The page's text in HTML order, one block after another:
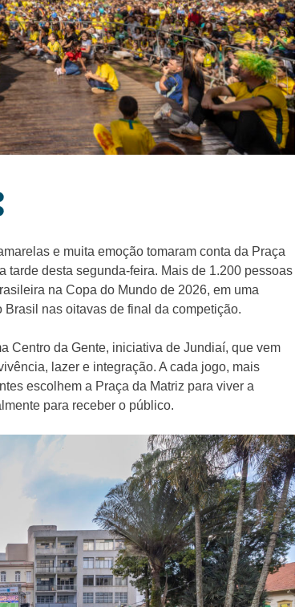
e muita emoção tomaram conta da Praça
tarde desta segunda-feira. Mais de 1.200 pessoas
na Copa do Mundo de 2026, em uma
nas oitavas de final da competição.
Centro da Gente, iniciativa de Jundiaí, que vem
lazer e integração. A cada jogo, mais
escolhem a Praça da Matriz para viver a
para receber o público.